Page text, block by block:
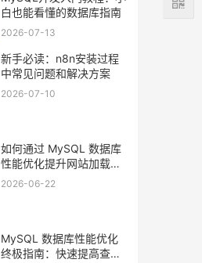
白也能看懂的数据库指南
2026-07-13
新手必读：n8n安装过程
中常见问题和解决方案
2026-07-10
如何通过 MySQL 数据库
性能优化提升网站加载速
度？
2026-06-22
MySQL 数据库性能优化
终极指南：快速提高查询